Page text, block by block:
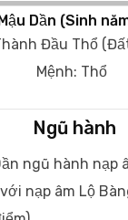
Dần (Sinh
Đầu Thổ
Mệnh: Thổ
Ngũ hành
ngũ hành nạp
nạp âm Lộ